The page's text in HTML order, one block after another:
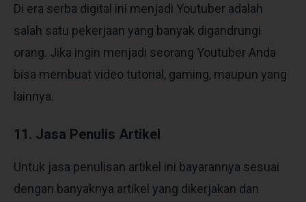
Di era serba digital ini menjadi Youtuber adalah
salah satu pekerjaan yang banyak digandrungi
orang. Jika ingin menjadi seorang Youtuber Anda
bisa membuat video tutorial, gaming, maupun yang
lainnya.
11. Jasa Penulis Artikel
Untuk jasa penulisan artikel ini bayarannya sesuai
dengan banyaknya artikel yang dikerjakan dan